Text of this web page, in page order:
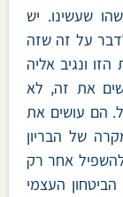
שעשינו. יש
על זה שזה
ונגיב אליה
את זה, לא
הם עושים את
של הבריון
אחר רק
העצמי